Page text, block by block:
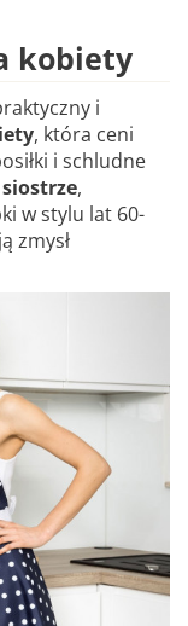
kobiety
i
, która ceni
i schludne
siostrze,
w stylu lat 60-
zmysł